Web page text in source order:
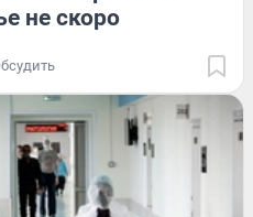
не скоро